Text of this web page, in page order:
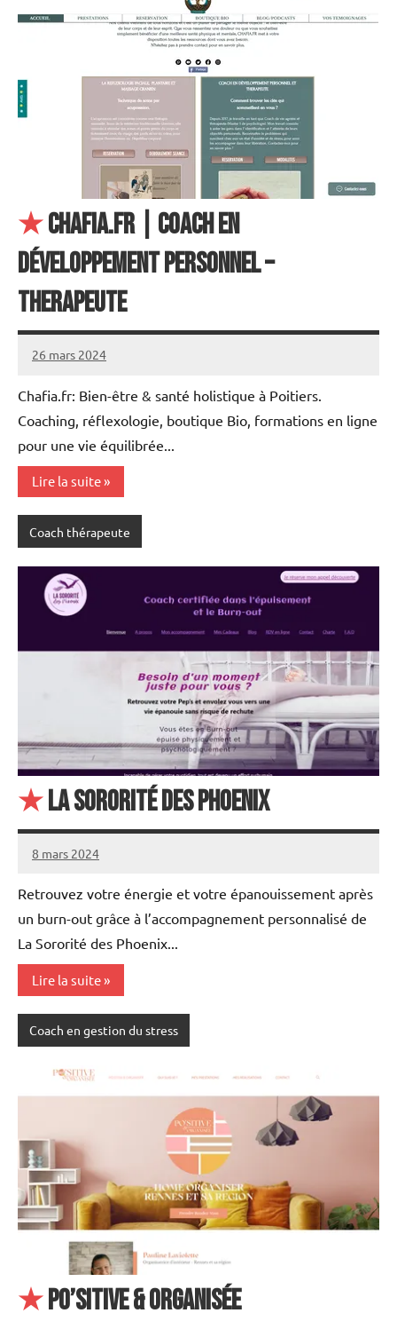
★Chafia.fr | COACH EN
DÉVELOPPEMENT PERSONNEL –
THERAPEUTE
26 mars 2024
annuairecoaching
Chafia.fr: Bien-être & santé holistique à Poitiers.
Coaching, réflexologie, boutique Bio, formations en ligne
pour une vie équilibrée...
Lire la suite
Coach thérapeute
★La Sororité des Phoenix
8 mars 2024
annuairecoaching
Retrouvez votre énergie et votre épanouissement après
un burn-out grâce à l’accompagnement personnalisé de
La Sororité des Phoenix...
Lire la suite
Coach en gestion du stress
★PO’SITIVE & ORGANISÉE